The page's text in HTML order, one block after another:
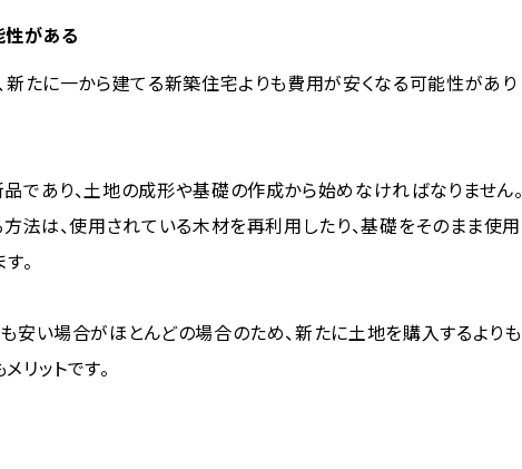
がある
新たに一から建てる新築住宅よりも費用が安くなる可能性があり
であり、土地の成形や基礎の作成から始めなければなりません。
法は、使用されている木材を再利用したり、基礎をそのまま使用
。
安い場合がほとんどの場合のため、新たに土地を購入するよりも
ットです。